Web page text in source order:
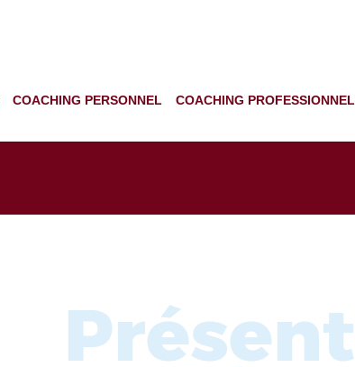
COACHING PERSONNEL COACHING PROFESSIONNEL